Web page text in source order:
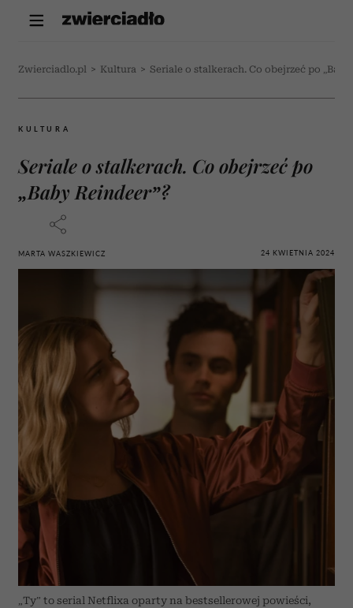
Zwierciadlo.pl > Kultura > Seriale o stalkerach. Co obejrzeć po „Baby
KULTURA
Seriale o stalkerach. Co obejrzeć po
„Baby Reindeer”?
MARTA WASZKIEWICZ 24 KWIETNIA 2024
„Ty” to serial Netflixa oparty na bestsellerowej powieści,